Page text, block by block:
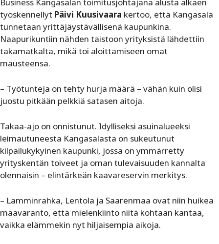
työskennellyt Päivi Kuusivaara kertoo, että Kangasala
tunnetaan yrittäjäystävällisenä kaupunkina.
Naapurikuntiin nähden taistoon yrityksistä lähdettiin
takamatkalta, mikä toi aloittamiseen omat
mausteensa.
– Työtunteja on tehty hurja määrä – vähän kuin olisi
juostu pitkään pelkkiä satasen aitoja.
Takaa-ajo on onnistunut. Idylliseksi asuinalueeksi
leimautuneesta Kangasalasta on sukeutunut
kilpailukykyinen kaupunki, jossa on ymmärretty
yrityskentän toiveet ja oman tulevaisuuden kannalta
olennaisin – elintärkeän kaavareservin merkitys.
– Lamminrahka, Lentola ja Saarenmaa ovat niin huikea
maavaranto, että mielenkiinto niitä kohtaan kantaa,
vaikka elämmekin nyt hiljaisempia aikoja.